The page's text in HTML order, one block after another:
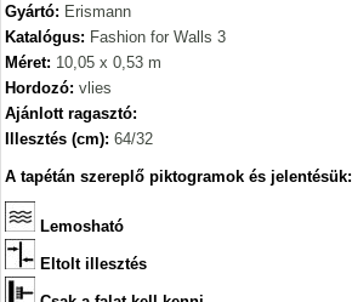
Gyártó: Erismann
Katalógus: Fashion for Walls 3
Méret: 10,05 x 0,53 m
Hordozó: vlies
Ajánlott ragasztó:
Illesztés (cm): 64/32
A tapétán szereplő piktogramok és jelentésük:
Lemosható
Eltolt illesztés